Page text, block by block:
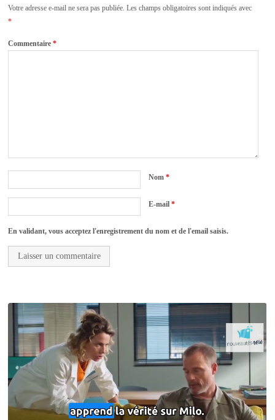
Votre adresse e-mail ne sera pas publiée. Les champs obligatoires sont indiqués avec
*
Commentaire*
Nom*
E-mail*
En validant, vous acceptez l'enregistrement du nom et de l'email saisis.